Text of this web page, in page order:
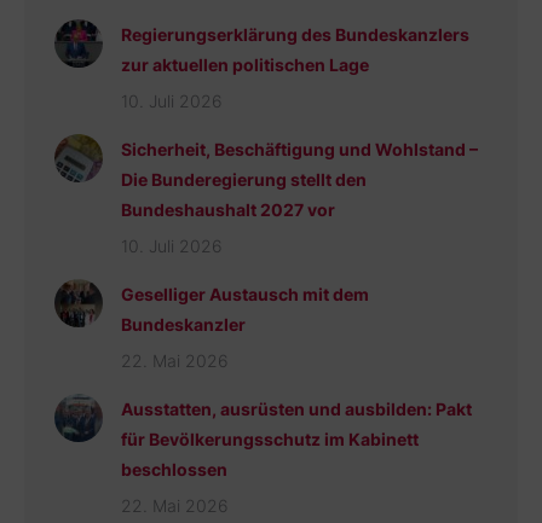
Regierungserklärung des Bundeskanzlers
zur aktuellen politischen Lage
10. Juli 2026
Sicherheit, Beschäftigung und Wohlstand –
Die Bunderegierung stellt den
Bundeshaushalt 2027 vor
10. Juli 2026
Geselliger Austausch mit dem
Bundeskanzler
22. Mai 2026
Ausstatten, ausrüsten und ausbilden: Pakt
für Bevölkerungsschutz im Kabinett
beschlossen
22. Mai 2026